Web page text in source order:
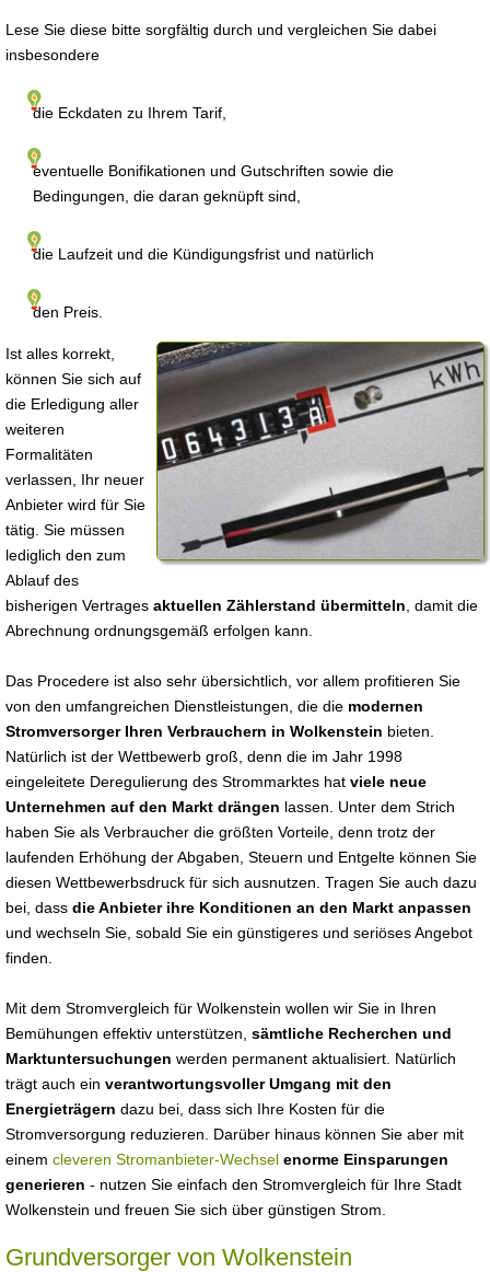
Lese Sie diese bitte sorgfältig durch und vergleichen Sie dabei
insbesondere
die Eckdaten zu Ihrem Tarif,
eventuelle Bonifikationen und Gutschriften sowie die
Bedingungen, die daran geknüpft sind,
die Laufzeit und die Kündigungsfrist und natürlich
den Preis.
Ist alles korrekt,
können Sie sich auf
die Erledigung aller
weiteren
Formalitäten
verlassen, Ihr neuer
Anbieter wird für Sie
tätig. Sie müssen
lediglich den zum
Ablauf des
bisherigen Vertrages aktuellen Zählerstand übermitteln , damit die
Abrechnung ordnungsgemäß erfolgen kann.
Das Procedere ist also sehr übersichtlich, vor allem profitieren Sie
von den umfangreichen Dienstleistungen, die die modernen
Stromversorger Ihren Verbrauchern in Wolkenstein bieten.
Natürlich ist der Wettbewerb groß, denn die im Jahr 1998
eingeleitete Deregulierung des Strommarktes hat viele neue
Unternehmen auf den Markt drängen lassen. Unter dem Strich
haben Sie als Verbraucher die größten Vorteile, denn trotz der
laufenden Erhöhung der Abgaben, Steuern und Entgelte können Sie
diesen Wettbewerbsdruck für sich ausnutzen. Tragen Sie auch dazu
bei, dass die Anbieter ihre Konditionen an den Markt anpassen
und wechseln Sie, sobald Sie ein günstigeres und seriöses Angebot
finden.
Mit dem Stromvergleich für Wolkenstein wollen wir Sie in Ihren
Bemühungen effektiv unterstützen, sämtliche Recherchen und
Marktuntersuchungen werden permanent aktualisiert. Natürlich
trägt auch ein verantwortungsvoller Umgang mit den
Energieträgern dazu bei, dass sich Ihre Kosten für die
Stromversorgung reduzieren. Darüber hinaus können Sie aber mit
einem cleveren Stromanbieter-Wechsel enorme Einsparungen
generieren - nutzen Sie einfach den Stromvergleich für Ihre Stadt
Wolkenstein und freuen Sie sich über günstigen Strom.
Grundversorger von Wolkenstein